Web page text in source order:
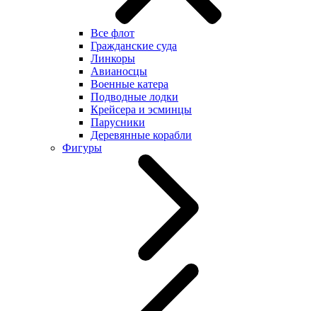
Все флот
Гражданские суда
Линкоры
Авианосцы
Военные катера
Подводные лодки
Крейсера и эсминцы
Парусники
Деревянные корабли
Фигуры